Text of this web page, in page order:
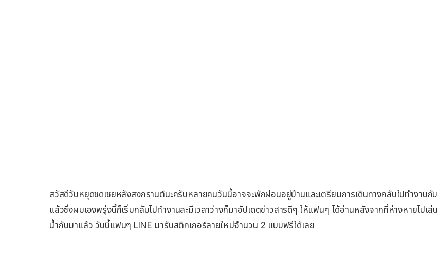
สวัสดีวันหยุดชดเชยหลังสงกรานต์นะครับหลายคนวันนี้อาจจะพักผ่อนอยู่บ้านและเตรียมการเดินทางกลับไปทำงานกับ
แล้วซึ่งผมเองพรุ่งนี้ก็เริ่มกลับไปทำงานละมีเวลาว่างก็มาอัปเดตข่าวสารดีๆ ให้แฟนๆ ได้อ่านหลังจากที่ห่างหายไปเล่น
น้ำกันมาแล้ว วันนี้แฟนๆ LINE มารับสติกเกอร์ลายใหม่จำนวน 2 แบบฟรีได้เลย